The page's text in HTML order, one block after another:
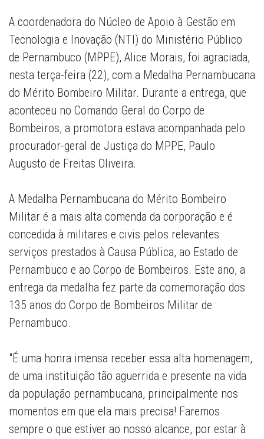
A coordenadora do Núcleo de Apoio à Gestão em
Tecnologia e Inovação (NTI) do Ministério Público
de Pernambuco (MPPE), Alice Morais, foi agraciada,
nesta terça-feira (22), com a Medalha Pernambucana
do Mérito Bombeiro Militar. Durante a entrega, que
aconteceu no Comando Geral do Corpo de
Bombeiros, a promotora estava acompanhada pelo
procurador-geral de Justiça do MPPE, Paulo
Augusto de Freitas Oliveira.
A Medalha Pernambucana do Mérito Bombeiro
Militar é a mais alta comenda da corporação e é
concedida à militares e civis pelos relevantes
serviços prestados à Causa Pública, ao Estado de
Pernambuco e ao Corpo de Bombeiros. Este ano, a
entrega da medalha fez parte da comemoração dos
135 anos do Corpo de Bombeiros Militar de
Pernambuco.
"É uma honra imensa receber essa alta homenagem,
de uma instituição tão aguerrida e presente na vida
da população pernambucana, principalmente nos
momentos em que ela mais precisa! Faremos
sempre o que estiver ao nosso alcance, por estar à